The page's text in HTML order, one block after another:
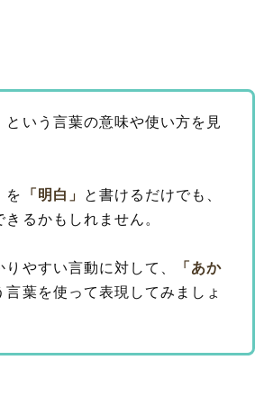
という言葉の意味や使い方を見
を 「明白」
と書けるだけでも、
るかもしれません。
りやすい言動に対して、
「あか
言葉を使って表現してみましょ